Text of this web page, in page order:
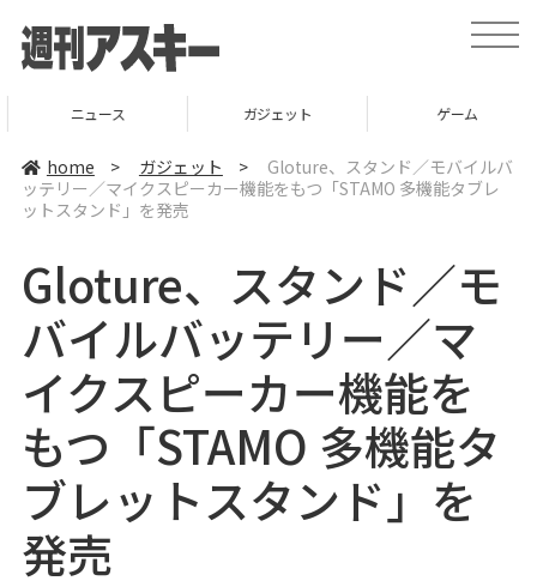
t
o
v
i
o
n
ニュース ガジェット ゲーム
home > ガジェット >
Gloture、スタンド／モバイルバ
ッテリー／マイクスピーカー機能をもつ「STAMO 多機能タブレ
ットスタンド」を発売
Gloture、スタンド／モ
バイルバッテリー／マ
イクスピーカー機能を
もつ「STAMO 多機能タ
ブレットスタンド」を
発売